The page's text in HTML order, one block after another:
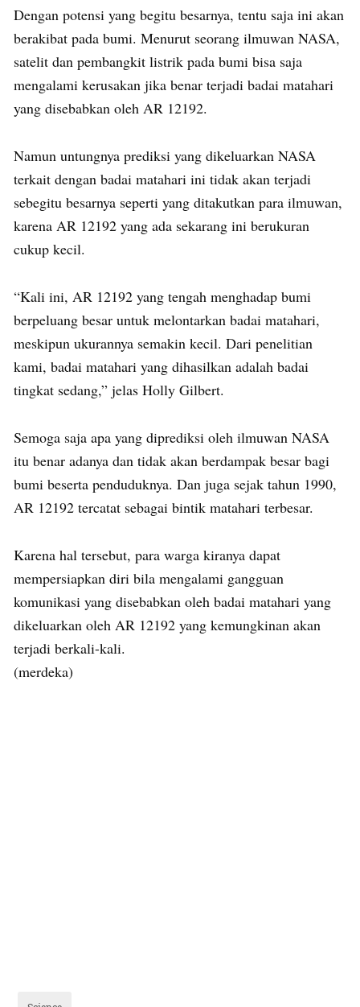
Dengan potensi yang begitu besarnya, tentu saja ini akan
berakibat pada bumi. Menurut seorang ilmuwan NASA,
satelit dan pembangkit listrik pada bumi bisa saja
mengalami kerusakan jika benar terjadi badai matahari
yang disebabkan oleh AR 12192.
Namun untungnya prediksi yang dikeluarkan NASA
terkait dengan badai matahari ini tidak akan terjadi
sebegitu besarnya seperti yang ditakutkan para ilmuwan,
karena AR 12192 yang ada sekarang ini berukuran
cukup kecil.
“Kali ini, AR 12192 yang tengah menghadap bumi
berpeluang besar untuk melontarkan badai matahari,
meskipun ukurannya semakin kecil. Dari penelitian
kami, badai matahari yang dihasilkan adalah badai
tingkat sedang,” jelas Holly Gilbert.
Semoga saja apa yang diprediksi oleh ilmuwan NASA
itu benar adanya dan tidak akan berdampak besar bagi
bumi beserta penduduknya. Dan juga sejak tahun 1990,
AR 12192 tercatat sebagai bintik matahari terbesar.
Karena hal tersebut, para warga kiranya dapat
mempersiapkan diri bila mengalami gangguan
komunikasi yang disebabkan oleh badai matahari yang
dikeluarkan oleh AR 12192 yang kemungkinan akan
terjadi berkali-kali.
(merdeka)